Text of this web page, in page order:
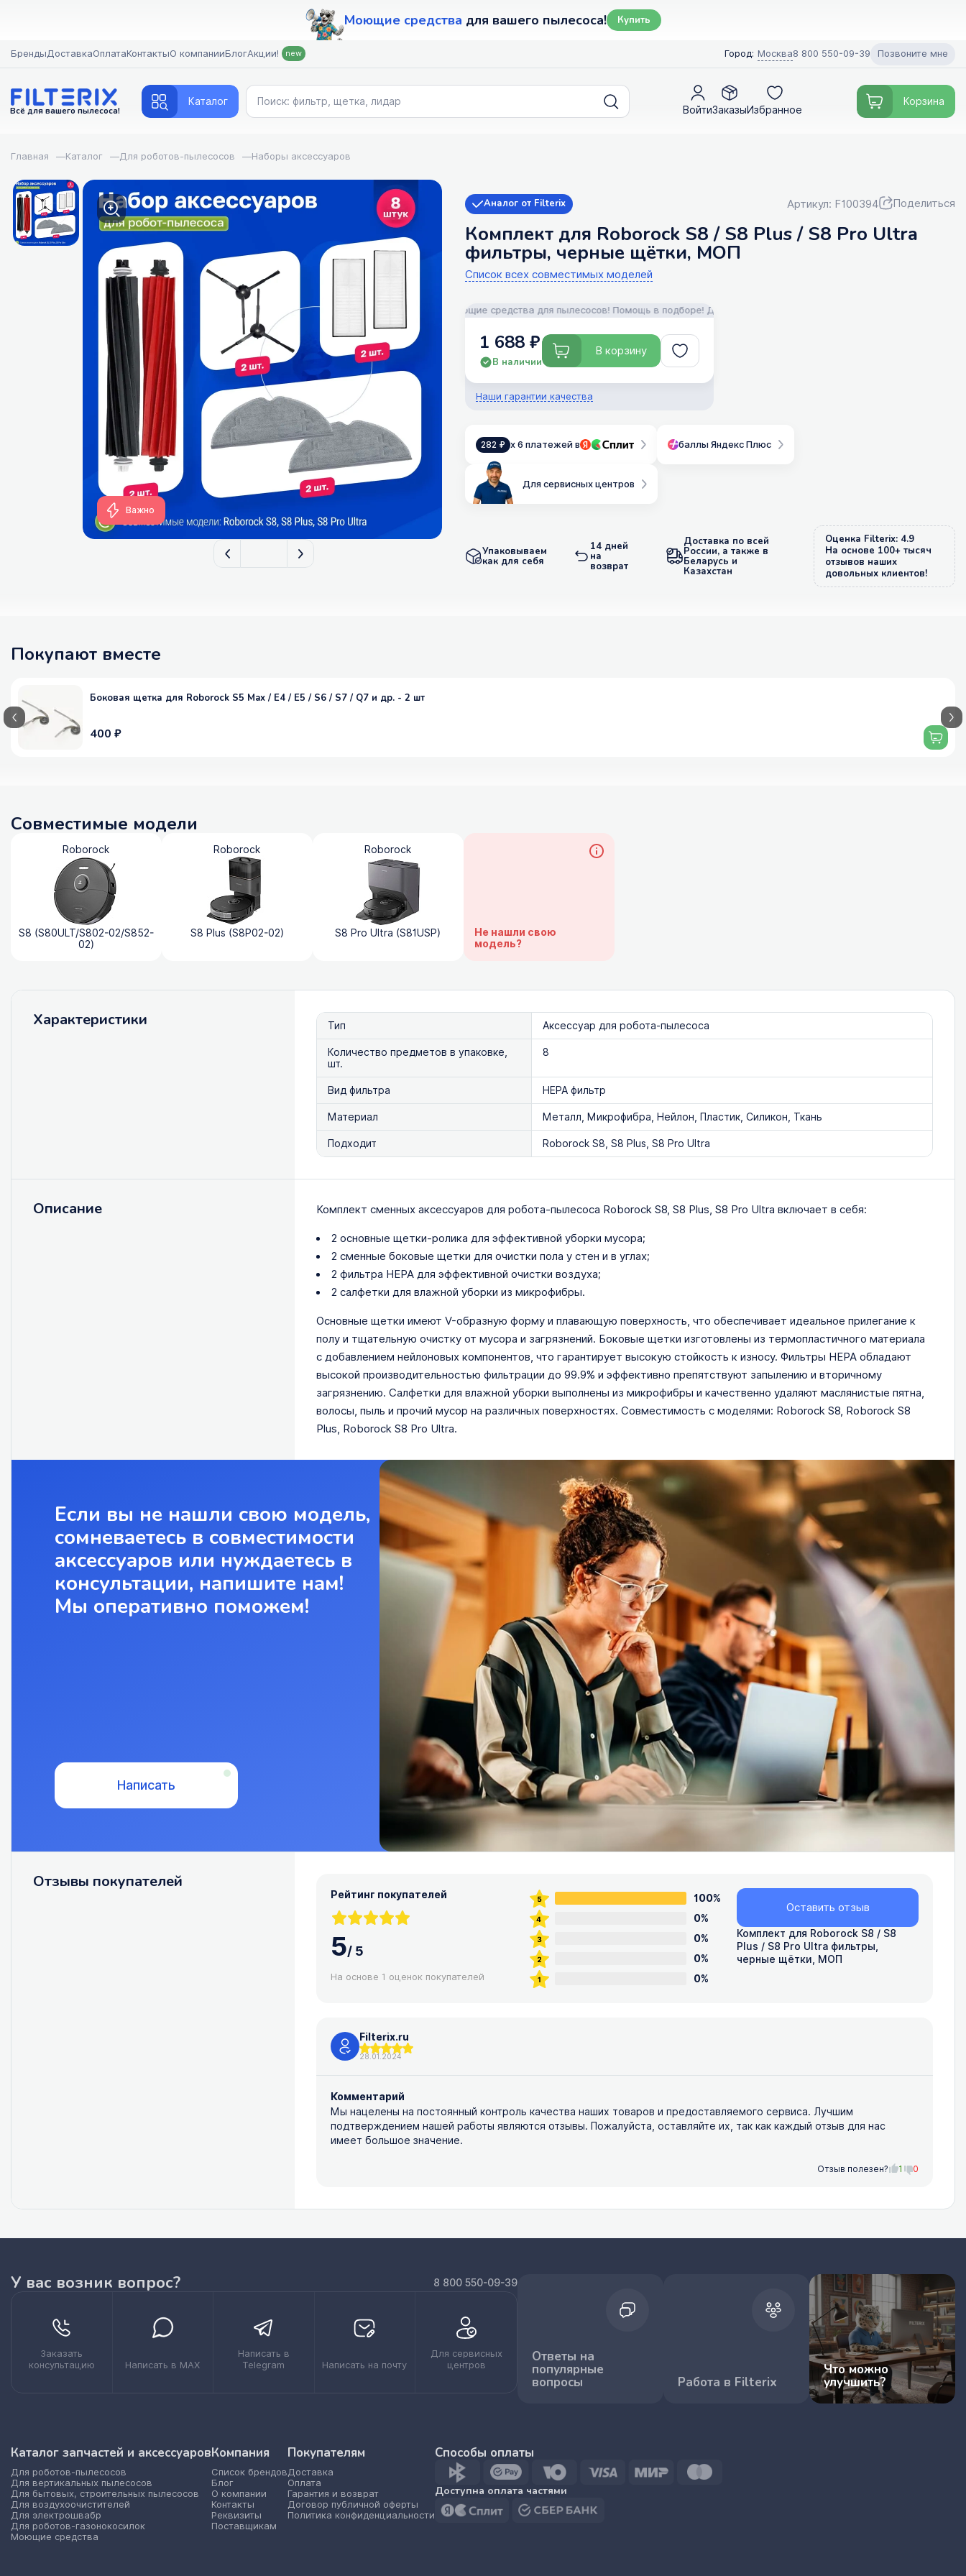
Моющие средства для вашего пылесоса! Купить
БрендыДоставкаОплатаКонтактыО компанииБлогАкции! new Город: Москва8 800 550-09-39 Позвоните мне
Всё для вашего пылесоса!
Каталог
ВойтиЗаказыИзбранное
Корзина
Главная —Каталог —Для роботов-пылесосов —Наборы аксессуаров
Важно
Аналог от Filterix Артикул: F100394 Поделиться
Комплект для Roborock S8 / S8 Plus / S8 Pro Ultra
фильтры, черные щётки, МОП
Список всех совместимых моделей
FILTERIX — Запчасти, аксессуары и моющие средства для пылесосов! Помощь в подборе! Доставка!
1 688 ₽
В наличии
В корзину
Наши гарантии качества
282 ₽ x 6 платежей в баллы Яндекс Плюс
Для сервисных центров
Упаковываем
как для себя
14 дней
на
возврат
Доставка по всей
России, а также в
Беларусь и
Казахстан
Оценка Filterix: 4.9
На основе 100+ тысяч
отзывов наших
довольных клиентов!
Покупают вместе
Боковая щетка для Roborock S5 Max / E4 / E5 / S6 / S7 / Q7 и др. - 2 шт
400 ₽
Совместимые модели
Roborock
S8 (S80ULT/S802-02/S852-
02)
Roborock
S8 Plus (S8P02-02)
Roborock
S8 Pro Ultra (S81USP) Не нашли свою
модель?
Характеристики Тип
Аксессуар для робота-пылесоса
Количество предметов в упаковке,
шт.
8
Вид фильтра
HEPA фильтр
Материал
Металл, Микрофибра, Нейлон, Пластик, Силикон, Ткань
Подходит
Roborock S8, S8 Plus, S8 Pro Ultra
Описание
Комплект сменных аксессуаров для робота-пылесоса Roborock S8, S8 Plus, S8 Pro Ultra включает в себя:
2 основные щетки-ролика для эффективной уборки мусора;
2 сменные боковые щетки для очистки пола у стен и в углах;
2 фильтра HEPA для эффективной очистки воздуха;
2 салфетки для влажной уборки из микрофибры.
Основные щетки имеют V-образную форму и плавающую поверхность, что обеспечивает идеальное прилегание к
полу и тщательную очистку от мусора и загрязнений. Боковые щетки изготовлены из термопластичного материала
с добавлением нейлоновых компонентов, что гарантирует высокую стойкость к износу. Фильтры HEPA обладают
высокой производительностью фильтрации до 99.9% и эффективно препятствуют запылению и вторичному
загрязнению. Салфетки для влажной уборки выполнены из микрофибры и качественно удаляют маслянистые пятна,
волосы, пыль и прочий мусор на различных поверхностях. Совместимость с моделями: Roborock S8, Roborock S8
Plus, Roborock S8 Pro Ultra.
Если вы не нашли свою модель,
сомневаетесь в совместимости
аксессуаров или нуждаетесь в
консультации, напишите нам!
Мы оперативно поможем!
Написать
Отзывы покупателей
Рейтинг покупателей
5/5
На основе 1 оценок покупателей
100%
0%
0%
0%
0%
Комплект для Roborock S8 / S8
Plus / S8 Pro Ultra фильтры,
черные щётки, МОП
Оставить отзыв
Filterix.ru
28.01.2024
Комментарий
Мы нацелены на постоянный контроль качества наших товаров и предоставляемого сервиса. Лучшим
подтверждением нашей работы являются отзывы. Пожалуйста, оставляйте их, так как каждый отзыв для нас
имеет большое значение.
Отзыв полезен? 1 0
У вас возник вопрос? 8 800 550-09-39
Заказать
консультацию
Написать в MAX
Написать в
Telegram
Написать на почту
Для сервисных
центров
Ответы на
популярные
вопросы Работа в Filterix
Что можно
улучшить?
Каталог запчастей и аксессуаров
Для роботов-пылесосов
Для вертикальных пылесосов
Для бытовых, строительных пылесосов
Для воздухоочистителей
Для электрошвабр
Для роботов-газонокосилок
Моющие средства
Компания
Список брендов
Блог
О компании
Контакты
Реквизиты
Поставщикам
Покупателям
Доставка
Оплата
Гарантия и возврат
Договор публичной оферты
Политика конфиденциальности
Способы оплаты
Доступна оплата частями